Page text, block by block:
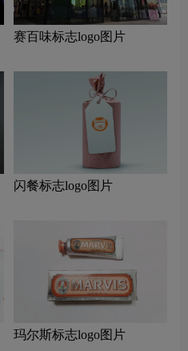
赛百味标志logo图片
闪餐标志logo图片
玛尔斯标志logo图片